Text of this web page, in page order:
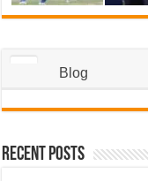
Blog
Recent Posts